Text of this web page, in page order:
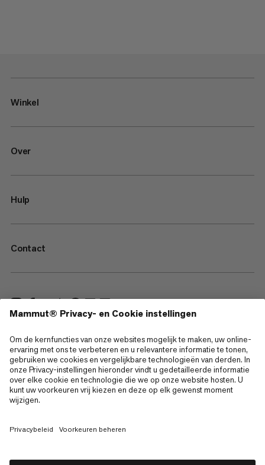
Winkel
Over
Hulp
Contact
—
Sitemap
Cookies
Juridische kennisgeving